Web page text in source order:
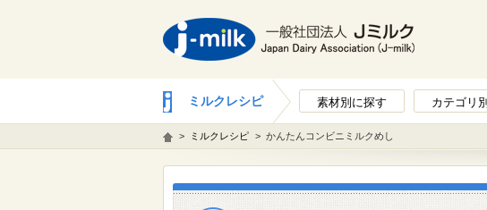
ミルクレシピ 素材別に探す カテゴリ
> ミルクレシピ > かんたんコンビニミルクめし